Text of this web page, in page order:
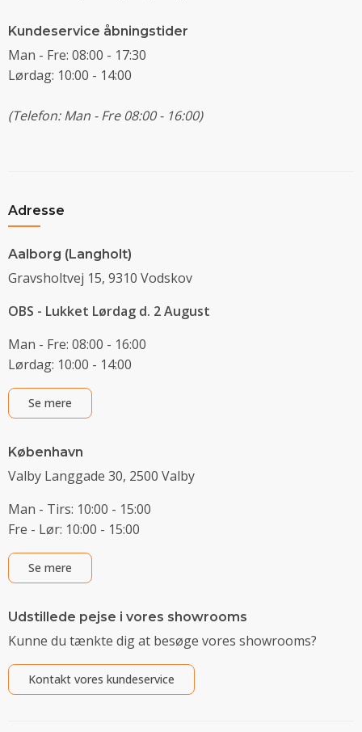
Kundeservice åbningstider
Man - Fre: 08:00 - 17:30
Lørdag: 10:00 - 14:00
(Telefon: Man - Fre 08:00 - 16:00)
Adresse
Aalborg (Langholt)
Gravsholtvej 15, 9310 Vodskov
OBS - Lukket Lørdag d. 2 August
Man - Fre: 08:00 - 16:00
Lørdag: 10:00 - 14:00
Se mere
København
Valby Langgade 30, 2500 Valby
Man - Tirs: 10:00 - 15:00
Fre - Lør: 10:00 - 15:00
Se mere
Udstillede pejse i vores showrooms
Kunne du tænkte dig at besøge vores showrooms?
Kontakt vores kundeservice